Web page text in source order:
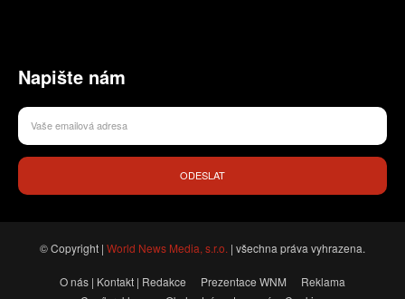
Napište nám
ODESLAT
© Copyright | World News Media, s.r.o. | všechna práva vyhrazena.
O nás | Kontakt | Redakce Prezentace WNM
Reklama